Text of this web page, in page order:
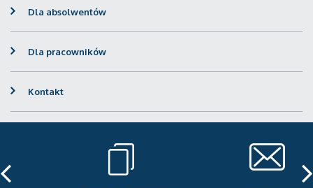
Dla absolwentów
Dla pracowników
Kontakt